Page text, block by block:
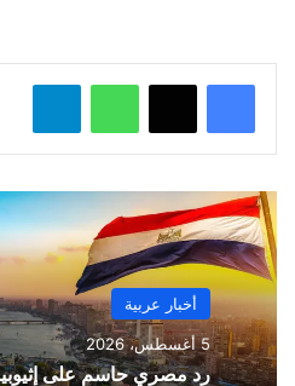
واتساب
أخبار عربية
5 أغسطس، 2026
رد مصري حاسم على